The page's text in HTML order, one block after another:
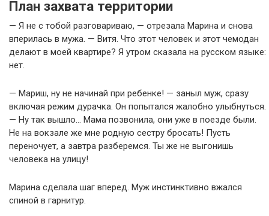
План захвата территории
— Я не с тобой разговариваю, — отрезала Марина и снова
вперилась в мужа. — Витя. Что этот человек и этот чемодан
делают в моей квартире? Я утром сказала на русском языке:
нет.
— Мариш, ну не начинай при ребенке! — заныл муж, сразу
включая режим дурачка. Он попытался жалобно улыбнуться.
— Ну так вышло… Мама позвонила, они уже в поезде были.
Не на вокзале же мне родную сестру бросать! Пусть
переночует, а завтра разберемся. Ты же не выгонишь
человека на улицу!
Марина сделала шаг вперед. Муж инстинктивно вжался
спиной в гарнитур.